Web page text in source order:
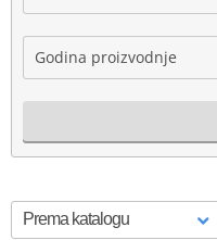
Godina proizvodnje